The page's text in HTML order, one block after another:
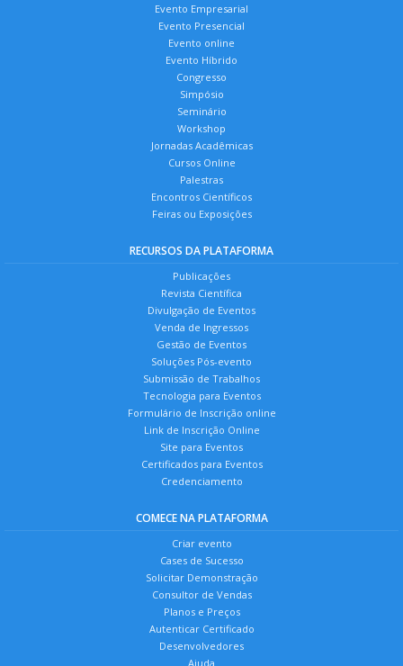
Evento Empresarial
Evento Presencial
Evento online
Evento Híbrido
Congresso
Simpósio
Seminário
Workshop
Jornadas Acadêmicas
Cursos Online
Palestras
Encontros Científicos
Feiras ou Exposições
RECURSOS DA PLATAFORMA
Publicações
Revista Científica
Divulgação de Eventos
Venda de Ingressos
Gestão de Eventos
Soluções Pós-evento
Submissão de Trabalhos
Tecnologia para Eventos
Formulário de Inscrição online
Link de Inscrição Online
Site para Eventos
Certificados para Eventos
Credenciamento
COMECE NA PLATAFORMA
Criar evento
Cases de Sucesso
Solicitar Demonstração
Consultor de Vendas
Planos e Preços
Autenticar Certificado
Desenvolvedores
Ajuda